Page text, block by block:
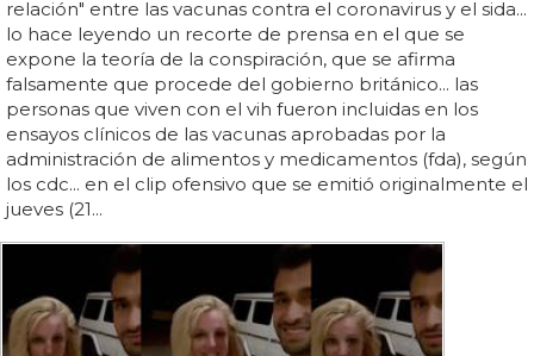
relación" entre las vacunas contra el coronavirus y el sida...
lo hace leyendo un recorte de prensa en el que se
expone la teoría de la conspiración, que se afirma
falsamente que procede del gobierno británico... las
personas que viven con el vih fueron incluidas en los
ensayos clínicos de las vacunas aprobadas por la
administración de alimentos y medicamentos (fda), según
los cdc... en el clip ofensivo que se emitió originalmente el
jueves (21...